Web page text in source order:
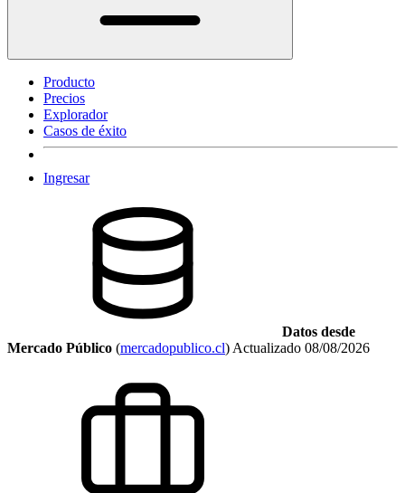
Producto
Precios
Explorador
Casos de éxito
Ingresar
Datos desde
Mercado Público (mercadopublico.cl) Actualizado 08/08/2026